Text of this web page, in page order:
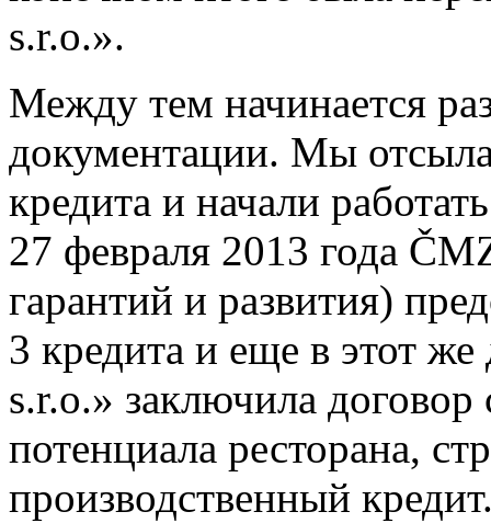
s.r.o.».
Между тем начинается
документации. Мы
кредита и начали
27 февраля 2013 года
гарантий и развития)
3 кредита и еще в этот
s.r.o.» заключила
потенциала ресторана,
производственный